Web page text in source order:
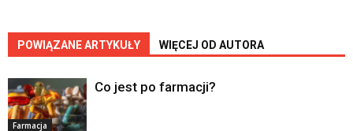
POWIĄZANE ARTYKUŁY WIĘCEJ OD AUTORA
Farmacja
Co jest po farmacji?